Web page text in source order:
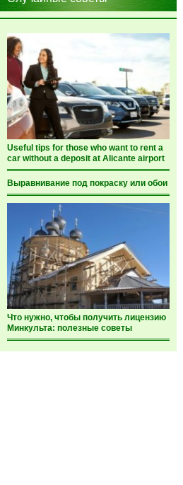
Useful tips for those who want to rent a
car without a deposit at Alicante airport
Выравнивание под покраску или обои
Что нужно, чтобы получить лицензию
Минкульта: полезные советы